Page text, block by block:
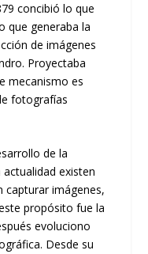
concibió lo que
que generaba la
de imágenes
Proyectaba
mecanismo es
fotografías
de la
existen
capturar imágenes,
propósito fue la
evoluciono
Desde su